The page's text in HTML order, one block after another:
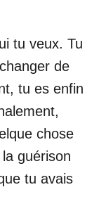
tu veux. Tu
de
tu es enfin
chose
guérison
tu avais